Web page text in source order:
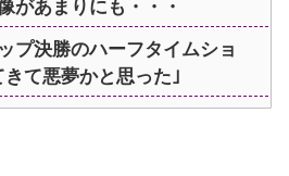
があまりにも・・・
プ決勝のハーフタイムショ
て悪夢かと思った｣